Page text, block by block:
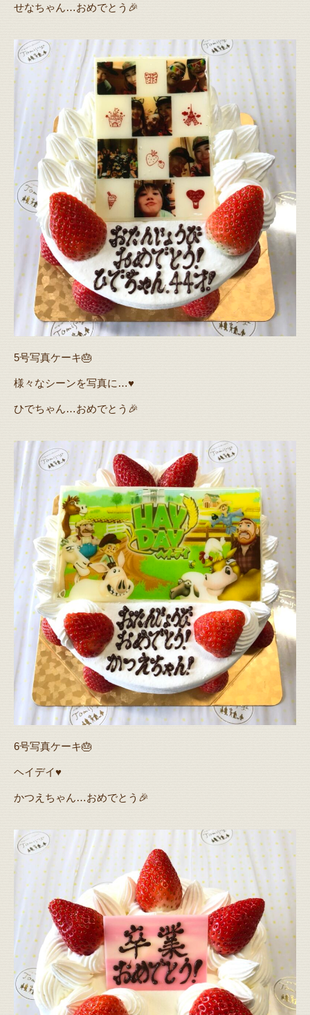
せなちゃん…おめでとう🎉
5号写真ケーキ🎂
様々なシーンを写真に…♥️
ひでちゃん…おめでとう🎉
6号写真ケーキ🎂
ヘイデイ♥️
かつえちゃん…おめでとう🎉